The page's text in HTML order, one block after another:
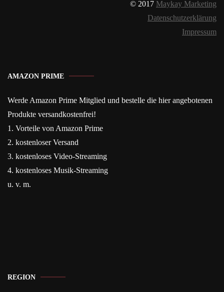
© 2017 Maykay Marketing
Datenschutzerklärung
Impressum
AMAZON PRIME
Werde Amazon Prime Mitglied und bestelle die hier angebotenen
Produkte versandkostenfrei!
1. Vorteile von Amazon Prime
2. kostenloser Versand
3. kostenloses Video-Streaming
4. kostenloses Musik-Streaming
u. v. m.
REGION